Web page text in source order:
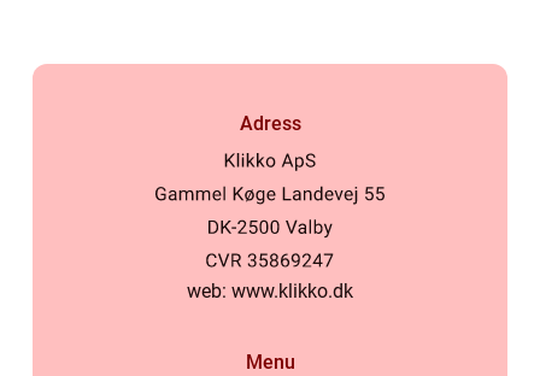
Adress
web: www.klikko.dk
Menu